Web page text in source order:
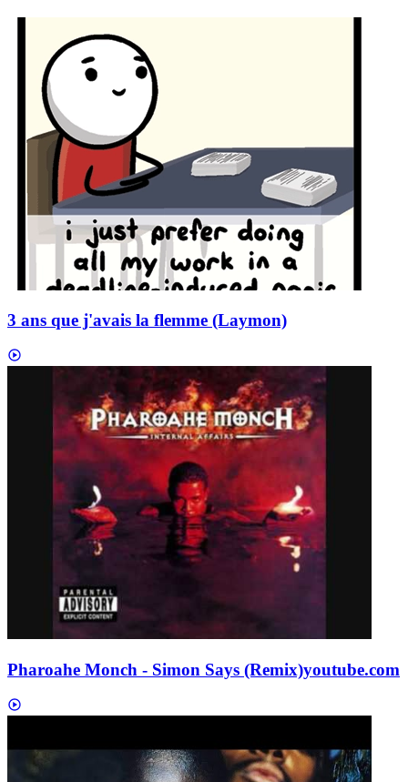
3 ans que j'avais la flemme (Laymon)
Pharoahe Monch - Simon Says (Remix)youtube.com